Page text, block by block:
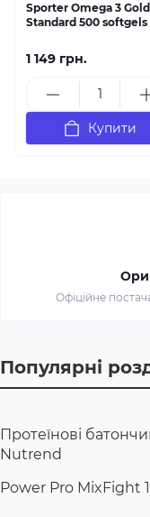
Sporter Omega 3 Gold
Standard 500 softgels
1 149 грн.
Купити
Офіційне
Популярні
Протеїнові
Nutrend
Power Pro MixFight